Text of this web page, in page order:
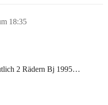
18:35
2 Rädern Bj 1995…